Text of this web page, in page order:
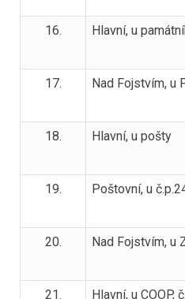
16. Hlavní, u
17. Nad Fojstvím, u
18. Hlavní, u pošty
19. Poštovní, u
20. Nad Fojstvím, u
21. Hlavní, u COOP,